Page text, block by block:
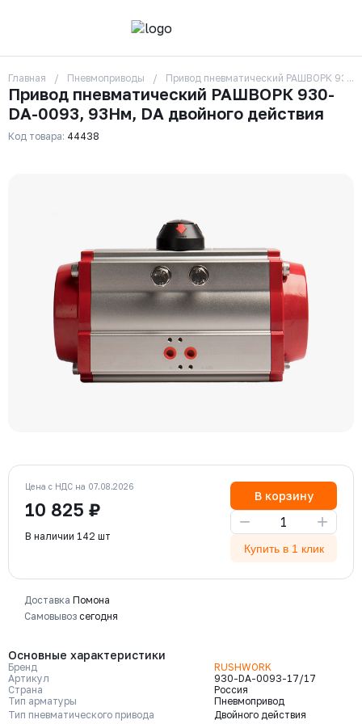
О компании
Контакты
Бренды
Отзывы
Сотрудники
Реквизиты
+7 (495) 215-24-81
Заказать звонок
zakaz325@ks-rus.com
Email для связи
Одинцово, Внуковская 9, пав. 31
Пункт выдачи заказов
Главная Пневмоприводы Привод пневматический РАШВОРК 930-
Привод пневматический РАШВОРК 930-
DA-0093, 93Нм, DA двойного действия
Код товара: 44438
Основные характеристики
Бренд
RUSHWORK
Артикул
930-DA-0093-17/17
Страна
Россия
Тип арматуры
Пневмопривод
Тип пневматического привода
Двойного действия
Цена с НДС на 07.08.2026
10 825 ₽
В наличии 142 шт
В корзину
− +
Купить в 1 клик
Доставка Помона
Самовывоз сегодня